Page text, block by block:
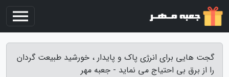
گجت هایی برای انرژی پاک و پایدار ، خورشید طبیعت گردان
را از برق بی احتیاج می نماید - جعبه مهر